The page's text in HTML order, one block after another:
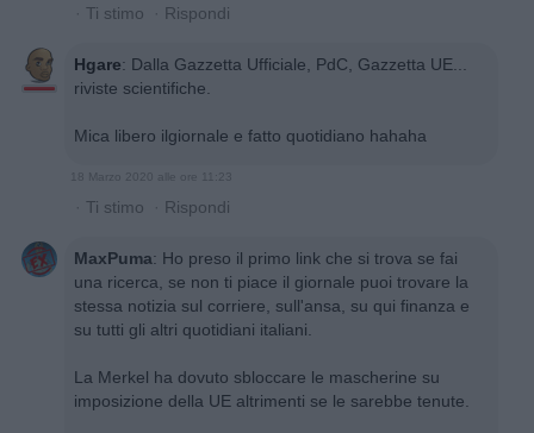
· Ti stimo · Rispondi
Hgare: Dalla Gazzetta Ufficiale, PdC, Gazzetta UE...
riviste scientifiche.
Mica libero ilgiornale e fatto quotidiano hahaha
18 Marzo 2020 alle ore 11:23
· Ti stimo · Rispondi
MaxPuma: Ho preso il primo link che si trova se fai
una ricerca, se non ti piace il giornale puoi trovare la
stessa notizia sul corriere, sull'ansa, su qui finanza e
su tutti gli altri quotidiani italiani.
La Merkel ha dovuto sbloccare le mascherine su
imposizione della UE altrimenti se le sarebbe tenute.